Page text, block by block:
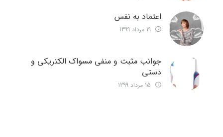
اعتماد به نفس
جوانب مثبت و منفی مسواک الکتریکی و
دستی